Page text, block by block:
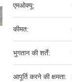
एमओक्यू:
कीमत:
भुगतान की शर्तें:
आपूर्ति करने की क्षमता: